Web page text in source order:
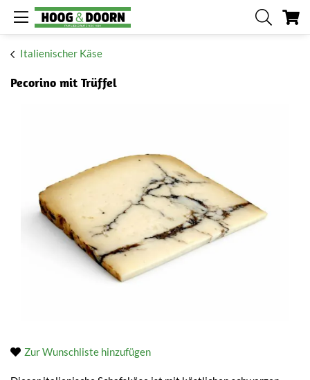
Italienischer Käse
Pecorino mit Trüffel
Zur Wunschliste hinzufügen